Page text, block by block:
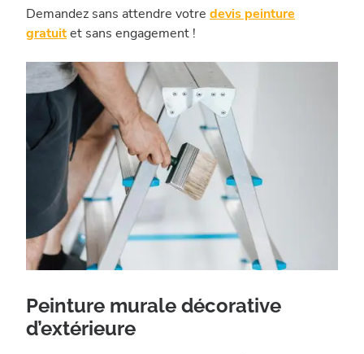
Demandez sans attendre votre devis peinture
gratuitet sans engagement !
Peinture murale décorative
d’extérieure